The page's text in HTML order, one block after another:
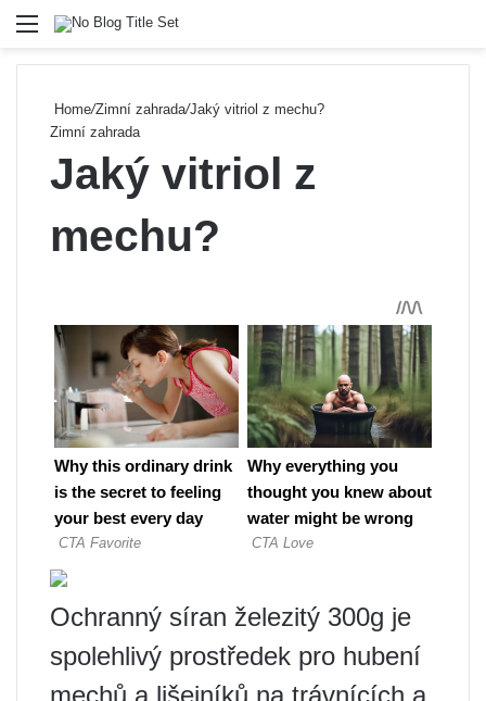
Menu
Home/Zimní zahrada/Jaký vitriol z mechu?
Zimní zahrada
Jaký vitriol z
mechu?
Ochranný síran železitý 300g je
spolehlivý prostředek pro hubení
mechů a lišejníků na trávnících a